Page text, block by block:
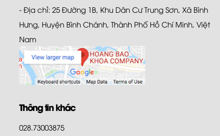
- Địa chỉ: 25 Đường 1B, Khu Dân Cư Trung Sơn, Xã Bình
Hưng, Huyện Bình Chánh, Thành Phố Hồ Chí Minh, Việt
Nam
Thông tin khác
028.73003875